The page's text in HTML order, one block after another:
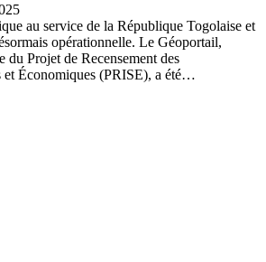
au service de la République Togolaise et
opérationnelle. Le Géoportail,
du Projet de Recensement des
et Économiques (PRISE), a été…